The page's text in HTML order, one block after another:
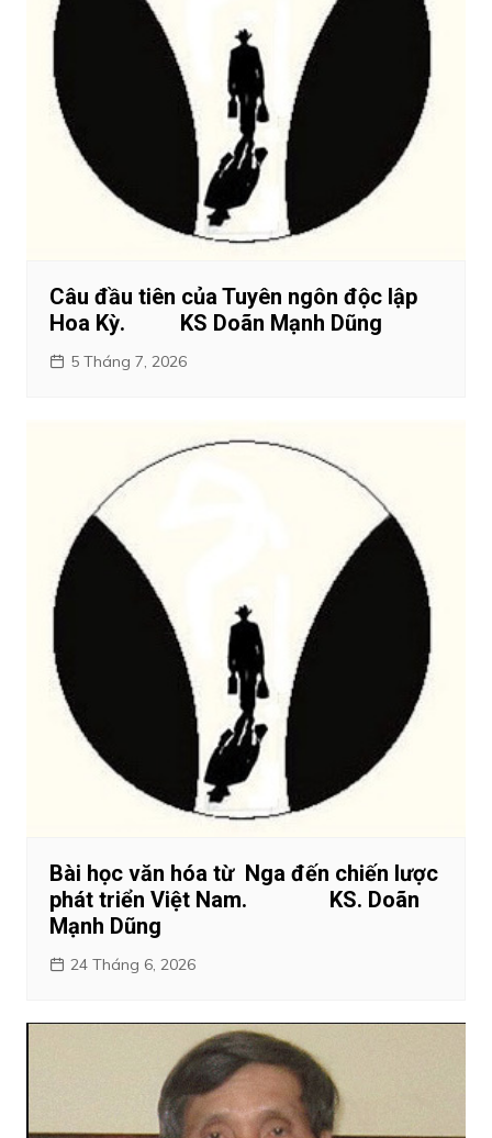
Câu đầu tiên của Tuyên ngôn độc lập
Hoa Kỳ. KS Doãn Mạnh Dũng
5 Tháng 7, 2026
Bài học văn hóa từ Nga đến chiến lược
phát triển Việt Nam. KS. Doãn
Mạnh Dũng
24 Tháng 6, 2026